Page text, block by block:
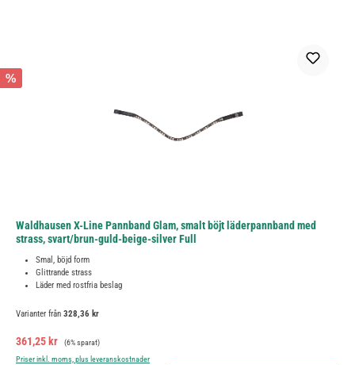
%
Waldhausen X-Line Pannband Glam, smalt böjt läderpannband med
strass, svart/brun-guld-beige-silver Full
Smal, böjd form
Glittrande strass
Läder med rostfria beslag
Varianter från 328,36 kr
Försäljningspris:
361,25 kr Ordinarie pris:
(6% sparat)
Priser inkl. moms, plus leveranskostnader